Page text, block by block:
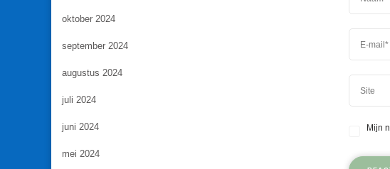
Mijn
oktober 2024
september 2024
augustus 2024
juli 2024
juni 2024
mei 2024